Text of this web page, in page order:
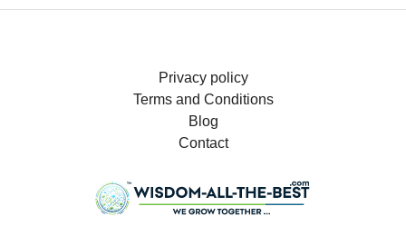
Privacy policy
Terms and Conditions
Blog
Contact